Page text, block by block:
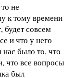
не
к тому времени
будет совсем
и что у него
было то, что
что все вопросы
был